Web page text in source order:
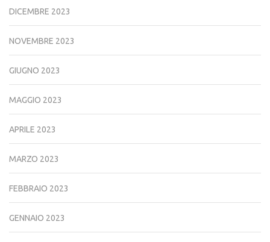
DICEMBRE 2023
NOVEMBRE 2023
GIUGNO 2023
MAGGIO 2023
APRILE 2023
MARZO 2023
FEBBRAIO 2023
GENNAIO 2023